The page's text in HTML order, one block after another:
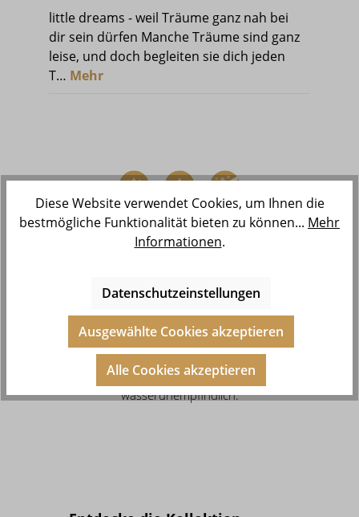
little dreams - weil Träume ganz nah bei
dir sein dürfen Manche Träume sind ganz
leise, und doch begleiten sie dich jeden
T… Mehr
Unsere Kollektionen kannst Du
wenn Du gegen Nickel und Co.
allergisch bist, denn unser Schmuck
besteht aus Edelstahl und ist 14
Karat vergoldet, 999 feinversilbert
oder rosévergoldet. Zudem ist er
schweißresistent und
wasserunempfindlich.
Diese Website verwendet Cookies, um Ihnen die
bestmögliche Funktionalität bieten zu können... Mehr
Informationen.
Datenschutzeinstellungen
Ausgewählte Cookies akzeptieren
Alle Cookies akzeptieren